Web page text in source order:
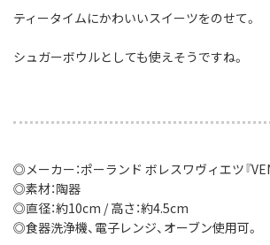
ティータイムにかわいいスイーツをのせて。
シュガーボウルとしても使えそうですね。
◎メーカー：ポーランド ボレスワヴィエツ『
◎素材：陶器
◎直径：約10cm / 高さ：約4.5cm
◎食器洗浄機、電子レンジ、オーブン使用可。